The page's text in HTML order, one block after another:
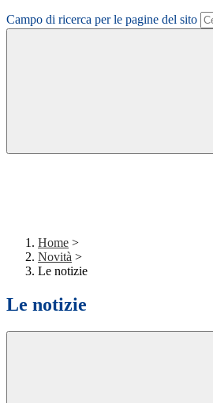
Campo di ricerca per le pagine del sito
Home >
Novità >
Le notizie
Le notizie